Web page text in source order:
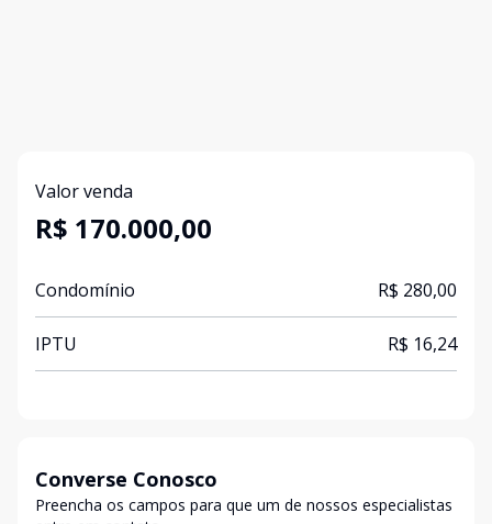
Valor venda
R$ 170.000,00
Condomínio R$ 280,00
IPTU R$ 16,24
Converse Conosco
Preencha os campos para que um de nossos especialistas